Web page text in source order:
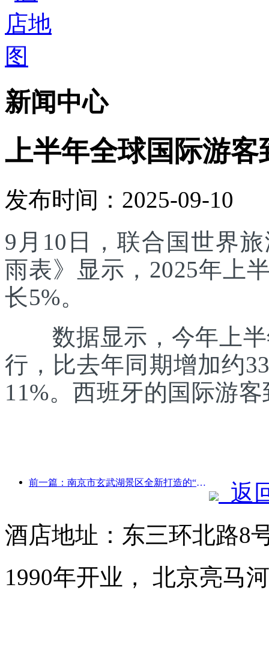
新闻中心
上半年全球国际游
发布时间：2025-09-10
9月10日，联合国世界
雨表》显示，2025年上
长5%。
数据显示，今年上半
行，比去年同期增加约
11%。西班牙的国际游
前一篇：南京市玄武湖景区全新打造的“金陵诗仙馆”等4座文化场馆正式开放
返
酒店地址：东三环北路8
1990年开业， 北京亮